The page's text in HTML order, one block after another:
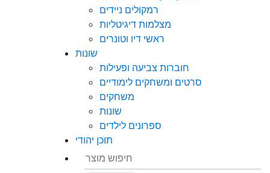
רמקולים ניידים
מצלמות דיגיטליות
ראשי דיו וטונרים
שונות
חוברות צביעה ופעילות
סרטים ומשחקים לימודיים
משחקים
שונות
ספרונים לילדים
תוכן יהודי